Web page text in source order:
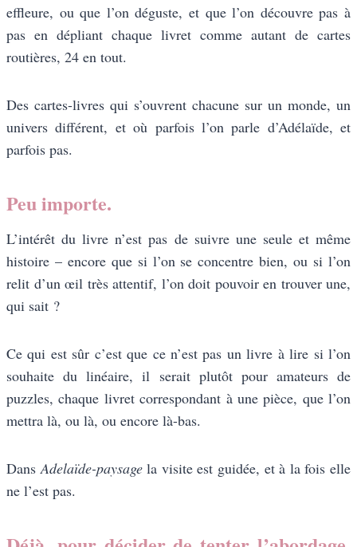
effleure, ou que l’on déguste, et que l’on découvre pas à
pas en dépliant chaque livret comme autant de cartes
routières, 24 en tout.
Des cartes-livres qui s’ouvrent chacune sur un monde, un
univers différent, et où parfois l’on parle d’Adélaïde, et
parfois pas.
Peu importe.
L’intérêt du livre n’est pas de suivre une seule et même
histoire – encore que si l’on se concentre bien, ou si l’on
relit d’un œil très attentif, l’on doit pouvoir en trouver une,
qui sait ?
Ce qui est sûr c’est que ce n’est pas un livre à lire si l’on
souhaite du linéaire, il serait plutôt pour amateurs de
puzzles, chaque livret correspondant à une pièce, que l’on
mettra là, ou là, ou encore là-bas.
DansAdelaïde-paysagela visite est guidée, et à la fois elle
ne l’est pas.